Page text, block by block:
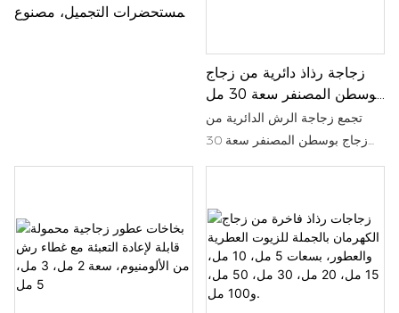
لمستحضرات التجميل، مصنوع
زجاجة رذاذ دائرية من زجاج
بوسطن المصنفر سعة 30 مل
مع غطاء من الخيزران،
متوفرة بالجملة
تجمع زجاجة الرش الدائرية من
زجاج بوسطن المصنفر سعة 30
مل مع غطاء من الخيزران بين
لتخزين الزيوت العطرية والعطور
وغيرها من المنتجات السائلة. لا
يضفي سطحها المصنفر لمسة
راقية فحسب، بل يحمي محتوياتها
أيضًا من الأشعة فوق البنفسجية،